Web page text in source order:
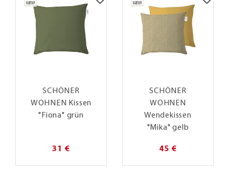
SCHÖNER
WOHNEN Kissen
"Fiona" grün
31 €
SCHÖNER
WOHNEN
Wendekissen
"Mika" gelb
45 €